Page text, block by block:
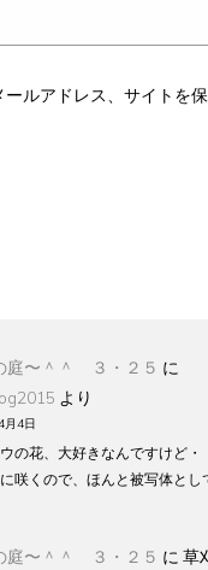
ルアドレス、サイトを保
庭〜＾＾ ３・２５ に
より
4日
の花、大好きなんですけど・
咲くので、ほんと被写体とし
庭〜＾＾ ３・２５ に 草